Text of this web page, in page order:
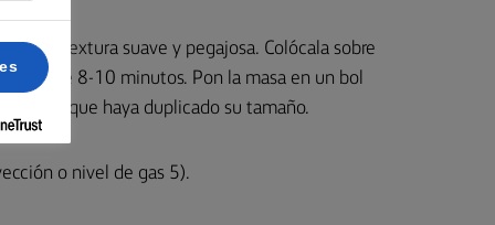
una textura suave y pegajosa. Colócala sobre
durante 8-10 minutos. Pon la masa en un bol
hasta que haya duplicado su tamaño.
o nivel de gas 5).